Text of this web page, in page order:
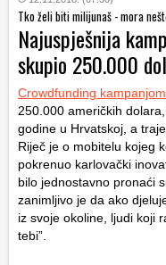
Tko želi biti milijunaš - mora
Najuspješnija
skupio 250.000
Crowdfunding
250.000 američkih
godine u Hrvatskoj, a
Riječ je o mobitelu kojeg
pokrenuo karlovački
bilo jednostavno pronaći
zanimljivo je da ako
iz svoje okoline, ljudi koji
tebi”.